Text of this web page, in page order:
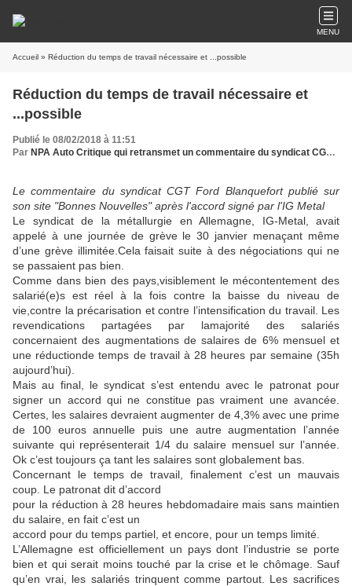
MENU
Accueil » Réduction du temps de travail nécessaire et ...possible
Réduction du temps de travail nécessaire et
...possible
Publié le 08/02/2018 à 11:51
Par NPA Auto Critique qui retransmet un commentaire du syndicat CGT Ford Blanquefort
Le commentaire du syndicat CGT Ford Blanquefort publié sur
son site "Bonnes Nouvelles" après l'accord signé par l'IG Metal
Le syndicat de la métallurgie en Allemagne, IG-Metal, avait
appelé à une journée de grève le 30 janvier menaçant même
d’une grève illimitée.Cela faisait suite à des négociations qui ne
se passaient pas bien.
Comme dans bien des pays,visiblement le mécontentement des
salarié(e)s est réel à la fois contre la baisse du niveau de
vie,contre la précarisation et contre l’intensification du travail. Les
revendications partagées par lamajorité des salariés
concernaient des augmentations de salaires de 6% mensuel et
une réductionde temps de travail à 28 heures par semaine (35h
aujourd’hui).
Mais au final, le syndicat s’est entendu avec le patronat pour
signer un accord qui ne constitue pas vraiment une avancée.
Certes, les salaires devraient augmenter de 4,3% avec une prime
de 100 euros annuelle puis une autre augmentation l’année
suivante qui représenterait 1/4 du salaire mensuel sur l’année.
Ok c’est toujours ça tant les salaires sont globalement bas.
Concernant le temps de travail, finalement c’est un mauvais
coup. Le patronat dit d’accord
pour la réduction à 28 heures hebdomadaire mais sans maintien
du salaire, en fait c’est un
accord pour du temps partiel, et encore, pour un temps limité.
L’Allemagne est officiellement un pays dont l’industrie se porte
bien et qui serait moins touché par la crise et le chômage. Sauf
qu’en vrai, les salariés trinquent comme partout. Les sacrifices